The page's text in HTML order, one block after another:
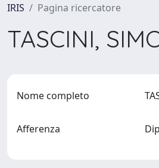
IRIS Pagina ricercatore
TASCINI,
Nome completo
Afferenza